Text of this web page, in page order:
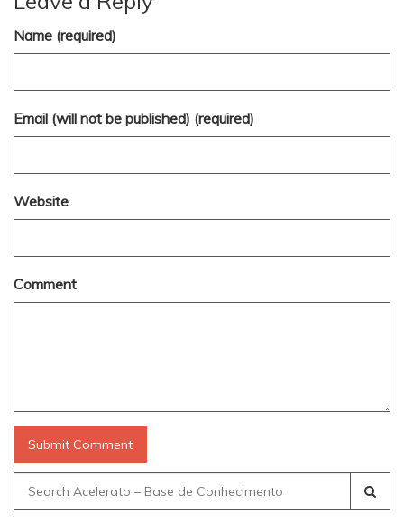
Name (required)
Email (will not be published) (required)
Website
Comment
Search
for: